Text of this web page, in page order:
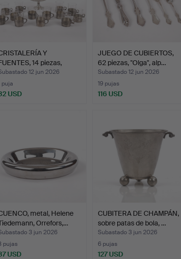
Y
14 piezas,
y… 12 jun 2026
puja
USD
JUEGO DE CUBIERTOS,
62 piezas, "Olga", alp…
Subastado 12 jun 2026
19 pujas
116 USD
metal, Helene
Orrefors,…
3 jun 2026
pujas
USD
CUBITERA DE CHAMPÁN,
sobre patas de bola, …
Subastado 3 jun 2026
6 pujas
127 USD